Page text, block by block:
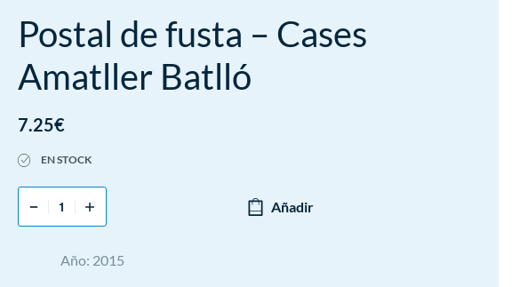
Postal de fusta – Cases
Amatller Batlló
7.25€
EN STOCK
Añadir
Año: 2015